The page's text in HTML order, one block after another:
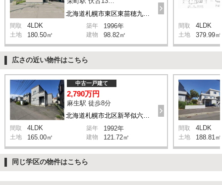
間取 4LDK 築年 1996年
土地 180.50㎡ 建物 98.82㎡
間取 4LDK
土地 379.99㎡
広さの近い物件はこちら
北海道札幌市北区新琴似六条2丁目 8-21
中古一戸建て
2,790万円
麻生駅 徒歩8分
間取 4LDK 築年 1992年
土地 165.00㎡ 建物 121.72㎡
間取 4LDK
土地 188.81㎡
同じ学区の物件はこちら